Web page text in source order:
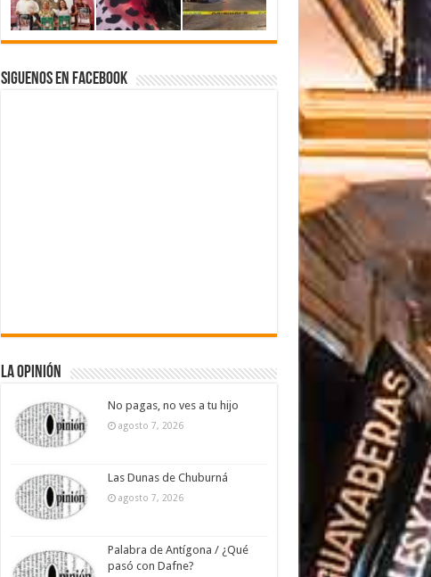
Siguenos en Facebook
La Opinión
No pagas, no ves a tu hijo
agosto 7, 2026
Las Dunas de Chuburná
agosto 7, 2026
Palabra de Antígona / ¿Qué
pasó con Dafne?